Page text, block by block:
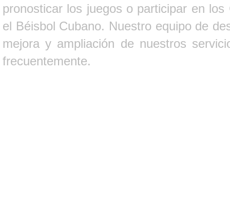
pronosticar los juegos o participar en
el Béisbol Cubano. Nuestro equipo de
mejora y ampliación de nuestros
frecuentemente.